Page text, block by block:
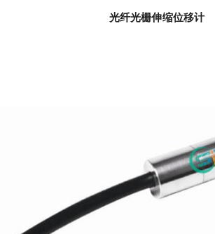
光纤光栅伸缩位移计